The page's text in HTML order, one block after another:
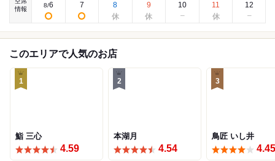
情報
8/6 7 8 9 10 11 12
このエリアで人気のお店
1
鮨 三心
4.59
2
本湖月
4.54
3
鳥匠 いし井
4.45